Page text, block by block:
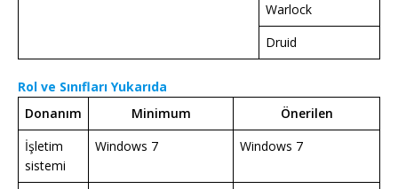
Warlock
Druid
Rol ve Sınıfları Yukarıda
Donanım
Minimum
Önerilen
İşletim
sistemi
Windows 7 Windows 7